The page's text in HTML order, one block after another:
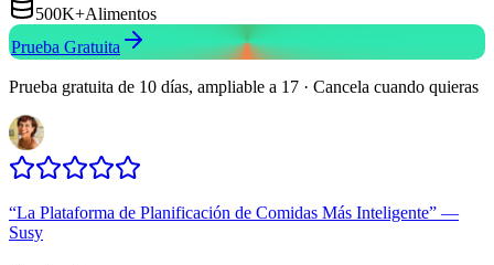
500K+Alimentos
Prueba Gratuita
Prueba gratuita de 10 días, ampliable a 17 · Cancela cuando quieras
“La Plataforma de Planificación de Comidas Más Inteligente” —
Susy